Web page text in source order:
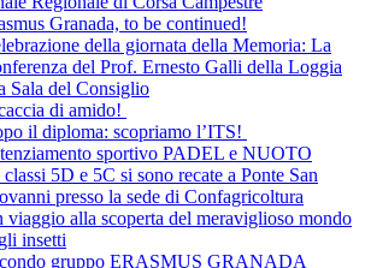
Granada, to be continued!
della giornata della Memoria: La
del Prof. Ernesto Galli della Loggia
Sala del Consiglio
di amido!
il diploma: scopriamo l’ITS!
sportivo PADEL e NUOTO
5D e 5C si sono recate a Ponte San
presso la sede di Confagricoltura
viaggio alla scoperta del meraviglioso mondo
insetti
gruppo ERASMUS GRANADA